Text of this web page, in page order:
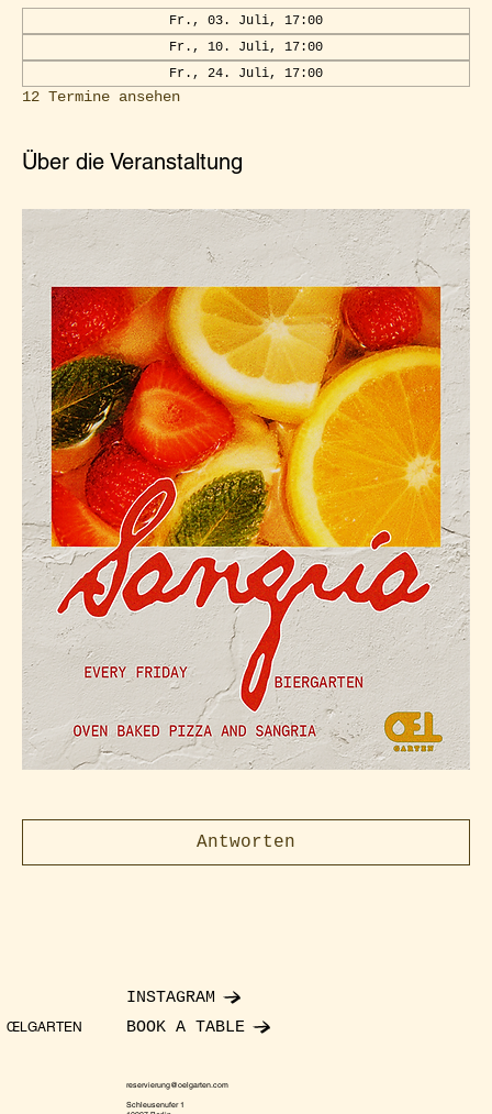
Fr., 03. Juli, 17:00
Fr., 10. Juli, 17:00
Fr., 24. Juli, 17:00
12 Termine ansehen
Über die Veranstaltung
Antworten
ŒLGARTEN
INSTAGRAM
BOOK A TABLE
reservierung@oelgarten.com
Schleusenufer 1